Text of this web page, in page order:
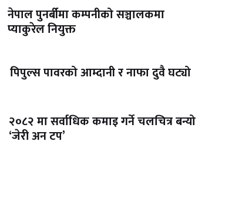
नेपाल पुनर्बीमा कम्पनीको सञ्चालकमा
प्याकुरेल नियुक्त
पिपुल्स पावरको आम्दानी र नाफा दुवै घट्यो
२०८२ मा सर्वाधिक कमाइ गर्ने चलचित्र बन्यो
‘जेरी अन टप’